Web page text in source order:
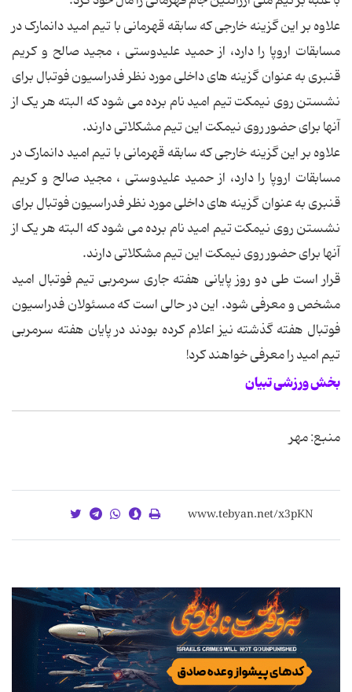
علاوه بر این گزینه خارجی که سابقه قهرمانی با تیم امید دانمارک در
مسابقات اروپا را دارد، از حمید علیدوستی ، مجید صالح و کریم
قنبری به عنوان گزینه های داخلی مورد نظر فدراسیون فوتبال برای
نشستن روی نیمکت تیم امید نام برده می شود که البته هر یک از
آنها برای حضور روی نیمکت این تیم مشکلاتی دارند.
علاوه بر این گزینه خارجی که سابقه قهرمانی با تیم امید دانمارک در
مسابقات اروپا را دارد، از حمید علیدوستی ، مجید صالح و کریم
قنبری به عنوان گزینه های داخلی مورد نظر فدراسیون فوتبال برای
نشستن روی نیمکت تیم امید نام برده می شود که البته هر یک از
آنها برای حضور روی نیمکت این تیم مشکلاتی دارند.
قرار است طی دو روز پایانی هفته جاری سرمربی تیم فوتبال امید
مشخص و معرفی شود. این در حالی است که مسئولان فدراسیون
فوتبال هفته گذشته نیز اعلام کرده بودند در پایان هفته سرمربی
تیم امید را معرفی خواهند کرد!
بخش ورزشی تبیان
منبع: مهر